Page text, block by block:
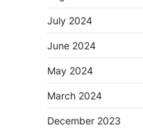
July 2024
June 2024
May 2024
March 2024
December 2023